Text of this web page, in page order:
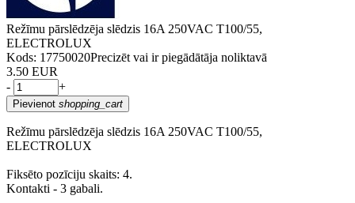
Režīmu pārslēdzēja slēdzis 16A 250VAC T100/55,
ELECTROLUX
Kods: 17750020Precizēt vai ir piegādātāja noliktavā
3.50 EUR
-
+
Pievienot shopping_cart
Režīmu pārslēdzēja slēdzis 16A 250VAC T100/55,
ELECTROLUX
Fiksēto pozīciju skaits: 4.
Kontakti - 3 gabali.